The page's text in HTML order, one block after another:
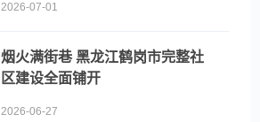
2026-07-01
烟火满街巷 黑龙江鹤岗市完整社
区建设全面铺开
2026-06-27